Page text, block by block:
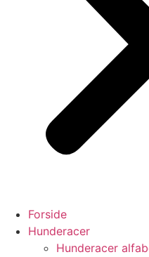
Forside
Hunderacer
Hunderacer